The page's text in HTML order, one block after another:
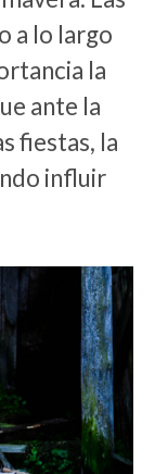
a lo largo
la
ante la
fiestas, la
influir